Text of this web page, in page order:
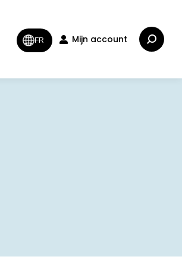
FR Mijn account Zoeken: